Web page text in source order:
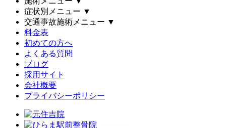
症状別メニュー ▼
交通事故施術メニュー ▼
料金表
初めての方へ
よくある質問
ブログ
採用サイト
会社概要
プライバシーポリシー